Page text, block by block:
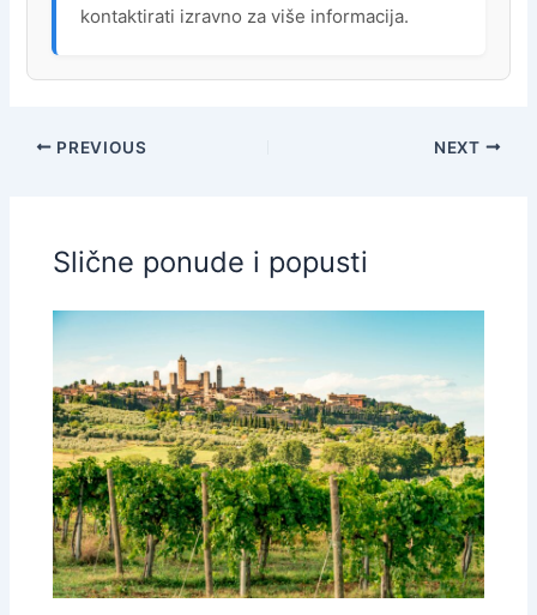
kontaktirati izravno za više informacija.
PREVIOUS NEXT
Slične ponude i popusti